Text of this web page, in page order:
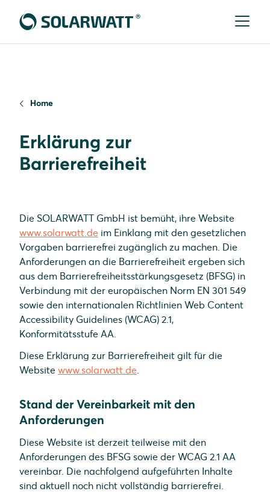
Home
Erklärung zur
Barrierefreiheit
Die SOLARWATT GmbH ist bemüht, ihre Website
www.solarwatt.de im Einklang mit den gesetzlichen
Vorgaben barrierefrei zugänglich zu machen. Die
Anforderungen an die Barrierefreiheit ergeben sich
aus dem Barrierefreiheitsstärkungsgesetz (BFSG) in
Verbindung mit der europäischen Norm EN 301 549
sowie den internationalen Richtlinien Web Content
Accessibility Guidelines (WCAG) 2.1,
Konformitätsstufe AA.
Diese Erklärung zur Barrierefreiheit gilt für die
Website www.solarwatt.de.
Stand der Vereinbarkeit mit den
Anforderungen
Diese Website ist derzeit teilweise mit den
Anforderungen des BFSG sowie der WCAG 2.1 AA
vereinbar. Die nachfolgend aufgeführten Inhalte
sind aktuell noch nicht vollständig barrierefrei.